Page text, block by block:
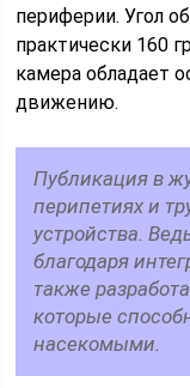
периферии. Угол
практически 160
камера обладает
движению.
Публикация в
перипетиях и
устройства.
благодаря
также
которые
насекомыми.